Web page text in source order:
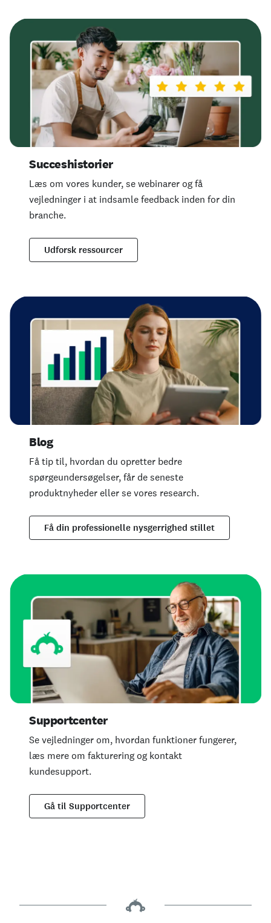
Succeshistorier
Læs om vores kunder, se webinarer og få
vejledninger i at indsamle feedback inden for din
branche.
Udforsk ressourcer
Blog
Få tip til, hvordan du opretter bedre
spørgeundersøgelser, får de seneste
produktnyheder eller se vores research.
Få din professionelle nysgerrighed stillet
Supportcenter
Se vejledninger om, hvordan funktioner fungerer,
læs mere om fakturering og kontakt
kundesupport.
Gå til Supportcenter